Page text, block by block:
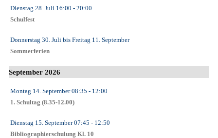
Dienstag 28. Juli 16:00 - 20:00
Schulfest
Donnerstag 30. Juli bis Freitag 11. September
Sommerferien
September 2026
Montag 14. September08:35 - 12:00
1. Schultag (8.35-12.00)
Dienstag 15. September07:45 - 12:50
Bibliographierschulung Kl. 10